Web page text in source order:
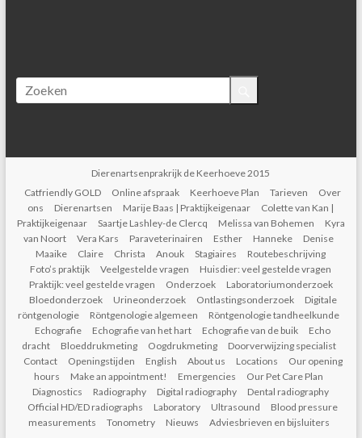
Dierenartsenprakrijk de Keerhoeve 2015
Catfriendly GOLD
Online afspraak Keerhoeve Plan Tarieven
Over
ons
Dierenartsen Marije Baas | Praktijkeigenaar
Colette van Kan |
Praktijkeigenaar
Saartje Lashley-de Clercq Melissa van Bohemen
Kyra
van Noort
Vera Kars Paraveterinairen Esther Hanneke
Denise
Maaike
Claire Christa Anouk Stagiaires
Routebeschrijving
Foto’s praktijk
Veelgestelde vragen
Huisdier: veel gestelde vragen
Praktijk: veel gestelde vragen
Onderzoek
Laboratoriumonderzoek
Bloedonderzoek
Urineonderzoek Ontlastingsonderzoek
Digitale
röntgenologie
Röntgenologie algemeen
Röntgenologie tandheelkunde
Echografie
Echografie van het hart Echografie van de buik
Echo
dracht
Bloeddrukmeting Oogdrukmeting
Doorverwijzing specialist
Contact
Openingstijden English About us Locations
Our opening
hours
Make an appointment! Emergencies
Our Pet Care Plan
Diagnostics
Radiography Digital radiography
Dental radiography
Official HD/ED radiographs
Laboratory Ultrasound
Blood pressure
measurements
Tonometry Nieuws Adviesbrieven en bijsluiters